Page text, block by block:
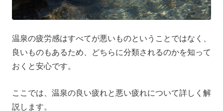
温泉の疲労感はすべてが悪いものということではなく、
良いものもあるため、どちらに分類されるのかを知って
おくと安心です。
ここでは、温泉の良い疲れと悪い疲れについて詳しく解
説します。